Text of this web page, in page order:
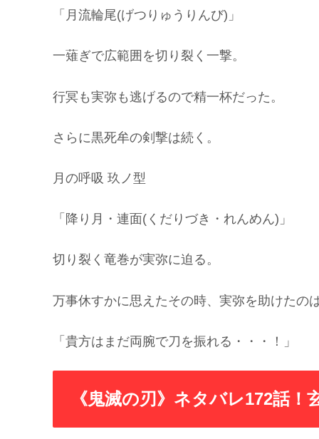
「月流輪尾(げつりゅうりんび)」
一薙ぎで広範囲を切り裂く一撃。
行冥も実弥も逃げるので精一杯だった。
さらに黒死牟の剣撃は続く。
月の呼吸 玖ノ型
「降り月・連面(くだりづき・れんめん)」
切り裂く竜巻が実弥に迫る。
万事休すかに思えたその時、実弥を助けたの
「貴方はまだ両腕で刀を振れる・・・！」
《鬼滅の刃》ネタバレ172話！